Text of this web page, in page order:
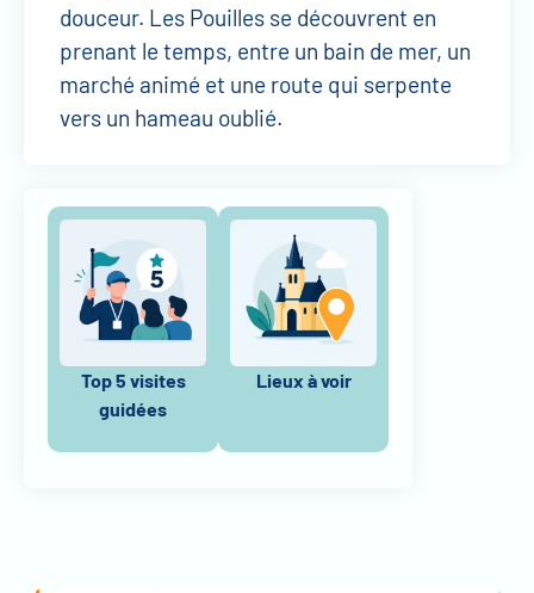
douceur. Les Pouilles se découvrent en
prenant le temps, entre un bain de mer, un
marché animé et une route qui serpente
vers un hameau oublié.
Top 5 visites
guidées
Lieux à voir